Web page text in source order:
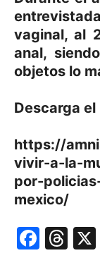
vaginal, al
anal,
objetos lo
Descarga
https://
vivir-a-la-
por-
mexico/